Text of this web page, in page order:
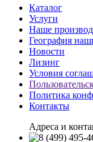
Каталог
Услуги
Наше
География
Новости
Лизинг
Условия
Политика
Контакты
Адреса и